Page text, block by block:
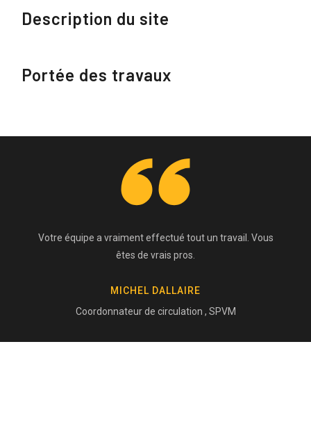
Description du site
Portée des travaux
Votre équipe a vraiment effectué tout un travail. Vous
êtes de vrais pros.
MICHEL DALLAIRE
Coordonnateur de circulation , SPVM